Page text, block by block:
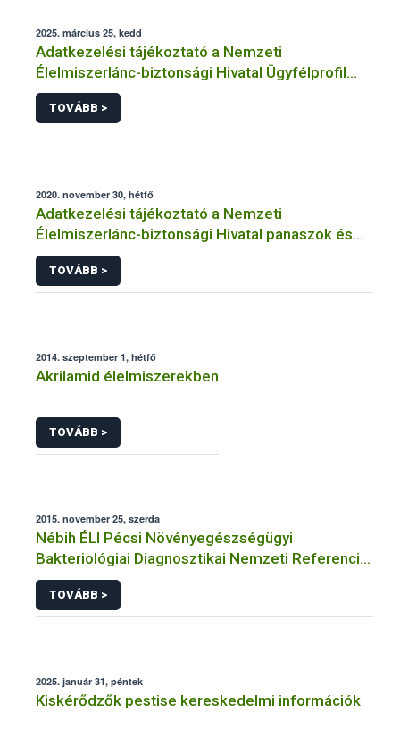
2025. március 25, kedd
Adatkezelési tájékoztató a Nemzeti
Élelmiszerlánc-biztonsági Hivatal Ügyfélprofil
Rendszerben kistermelői tevékenység
témakörben intézhető közhatalmi eljárásaihoz
kapcsolódó adatkezeléséhez
TOVÁBB >
2020. november 30, hétfő
Adatkezelési tájékoztató a Nemzeti
Élelmiszerlánc-biztonsági Hivatal panaszok és
közérdekű bejelentések kezeléséhez
kapcsolódó adatkezeléséhez
TOVÁBB >
2014. szeptember 1, hétfő
Akrilamid élelmiszerekben
TOVÁBB >
2015. november 25, szerda
Nébih ÉLI Pécsi Növényegészségügyi
Bakteriológiai Diagnosztikai Nemzeti Referencia
Laboratórium
TOVÁBB >
2025. január 31, péntek
Kiskérődzők pestise kereskedelmi információk